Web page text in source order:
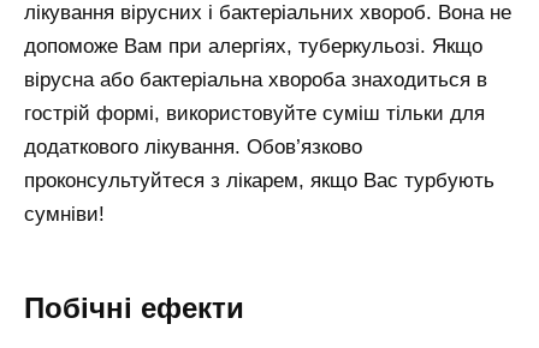
лікування вірусних і бактеріальних хвороб. Вона не
допоможе Вам при алергіях, туберкульозі. Якщо
вірусна або бактеріальна хвороба знаходиться в
гострій формі, використовуйте суміш тільки для
додаткового лікування. Обов’язково
проконсультуйтеся з лікарем, якщо Вас турбують
сумніви!
Побічні ефекти